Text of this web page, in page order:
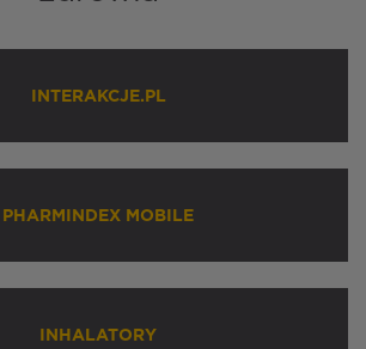
INTERAKCJE.PL
PHARMINDEX MOBILE
INHALATORY